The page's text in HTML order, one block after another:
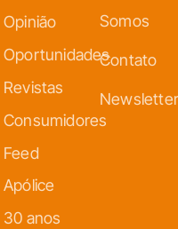
Opinião
Oportunidades
Revistas
Consumidores
Feed
Apólice
30 anos
Somos
Contato
Newsletter